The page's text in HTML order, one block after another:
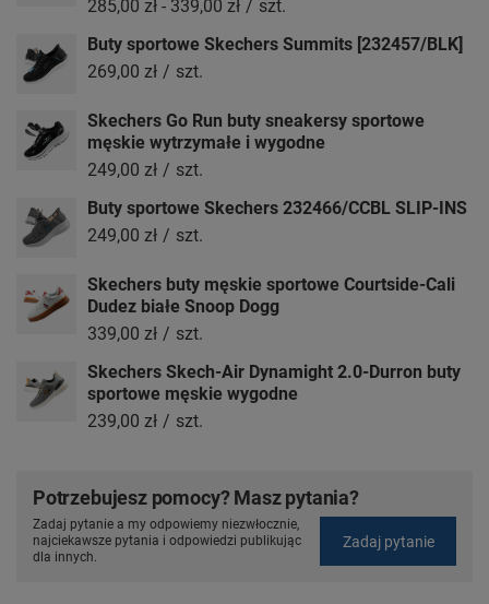
285,00 zł - 339,00 zł / szt.
Buty sportowe Skechers Summits [232457/BLK]
269,00 zł / szt.
Skechers Go Run buty sneakersy sportowe
męskie wytrzymałe i wygodne
249,00 zł / szt.
Buty sportowe Skechers 232466/CCBL SLIP-INS
249,00 zł / szt.
Skechers buty męskie sportowe Courtside-Cali
Dudez białe Snoop Dogg
339,00 zł / szt.
Skechers Skech-Air Dynamight 2.0-Durron buty
sportowe męskie wygodne
239,00 zł / szt.
Potrzebujesz pomocy? Masz pytania?
Zadaj pytanie a my odpowiemy niezwłocznie,
najciekawsze pytania i odpowiedzi publikując
dla innych.
Zadaj pytanie